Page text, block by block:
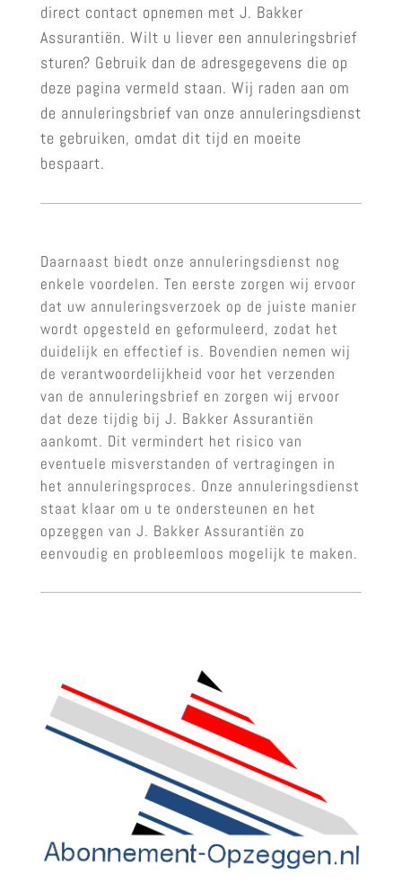
direct contact opnemen met J. Bakker
Assurantiën. Wilt u liever een annuleringsbrief
sturen? Gebruik dan de adresgegevens die op
deze pagina vermeld staan. Wij raden aan om
de annuleringsbrief van onze annuleringsdienst
te gebruiken, omdat dit tijd en moeite
bespaart.
Daarnaast biedt onze annuleringsdienst nog
enkele voordelen. Ten eerste zorgen wij ervoor
dat uw annuleringsverzoek op de juiste manier
wordt opgesteld en geformuleerd, zodat het
duidelijk en effectief is. Bovendien nemen wij
de verantwoordelijkheid voor het verzenden
van de annuleringsbrief en zorgen wij ervoor
dat deze tijdig bij J. Bakker Assurantiën
aankomt. Dit vermindert het risico van
eventuele misverstanden of vertragingen in
het annuleringsproces. Onze annuleringsdienst
staat klaar om u te ondersteunen en het
opzeggen van J. Bakker Assurantiën zo
eenvoudig en probleemloos mogelijk te maken.